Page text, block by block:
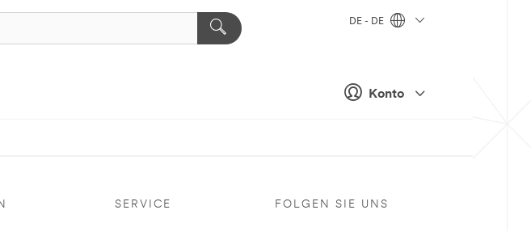
Konto
DE - DE
SERVICE FOLGEN SIE UNS